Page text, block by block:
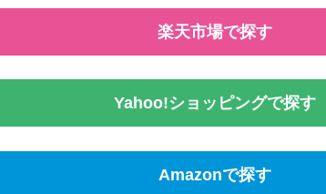
楽天市場で探す
Yahoo!ショッピングで探す
Amazonで探す